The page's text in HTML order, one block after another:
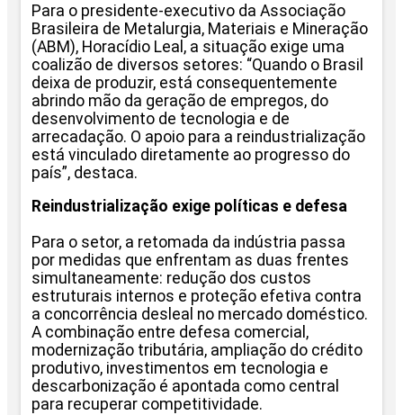
Para o presidente-executivo da Associação
Brasileira de Metalurgia, Materiais e Mineração
(ABM), Horacídio Leal, a situação exige uma
coalizão de diversos setores: “Quando o Brasil
deixa de produzir, está consequentemente
abrindo mão da geração de empregos, do
desenvolvimento de tecnologia e de
arrecadação. O apoio para a reindustrialização
está vinculado diretamente ao progresso do
país”, destaca.
Reindustrialização exige políticas e defesa
Para o setor, a retomada da indústria passa
por medidas que enfrentam as duas frentes
simultaneamente: redução dos custos
estruturais internos e proteção efetiva contra
a concorrência desleal no mercado doméstico.
A combinação entre defesa comercial,
modernização tributária, ampliação do crédito
produtivo, investimentos em tecnologia e
descarbonização é apontada como central
para recuperar competitividade.